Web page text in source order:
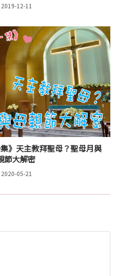
2019-12-11
》天主教拜聖母？聖母月與
節大解密
2020-05-21